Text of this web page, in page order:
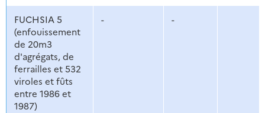
FUCHSIA 5
(enfouissement
de 20m3
d'agrégats, de
ferrailles et 532
viroles et fûts
entre 1986 et
1987)
- -